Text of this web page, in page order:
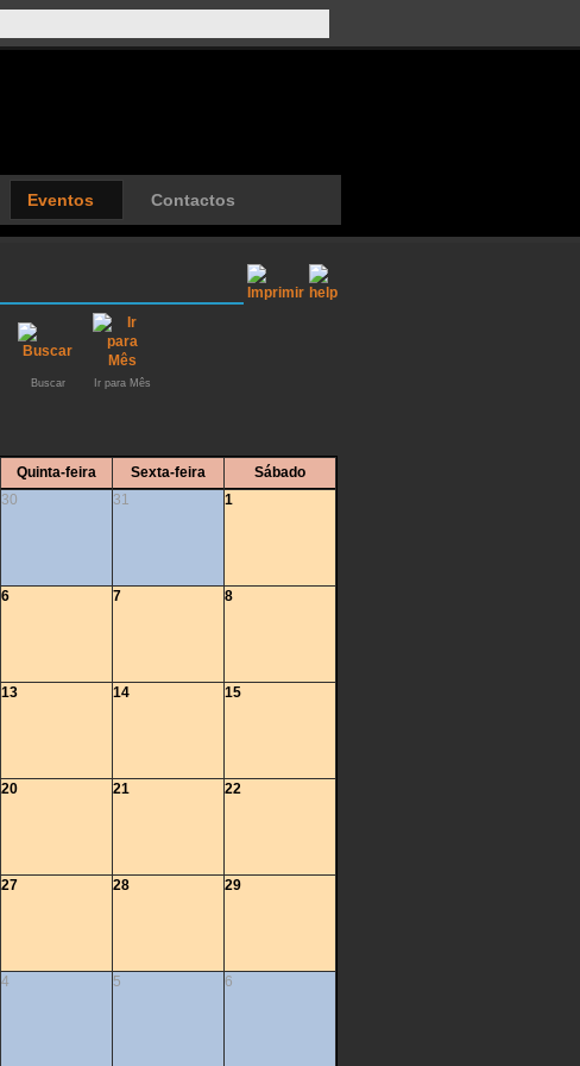
Eventos Contactos
Buscar Ir para Mês
Quinta-feira Sexta-feira Sábado
30 31 1
6 7 8
13 14 15
20 21 22
27 28 29
4 5 6